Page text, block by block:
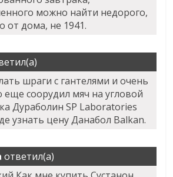
можно найти недорого,
от дома, не 1941.
шраги с гантелями и очень
еще соорудил мяч на угловой
Дураболин SP Laboratories
узнать цену Данабол Balkan.
ответил(а)